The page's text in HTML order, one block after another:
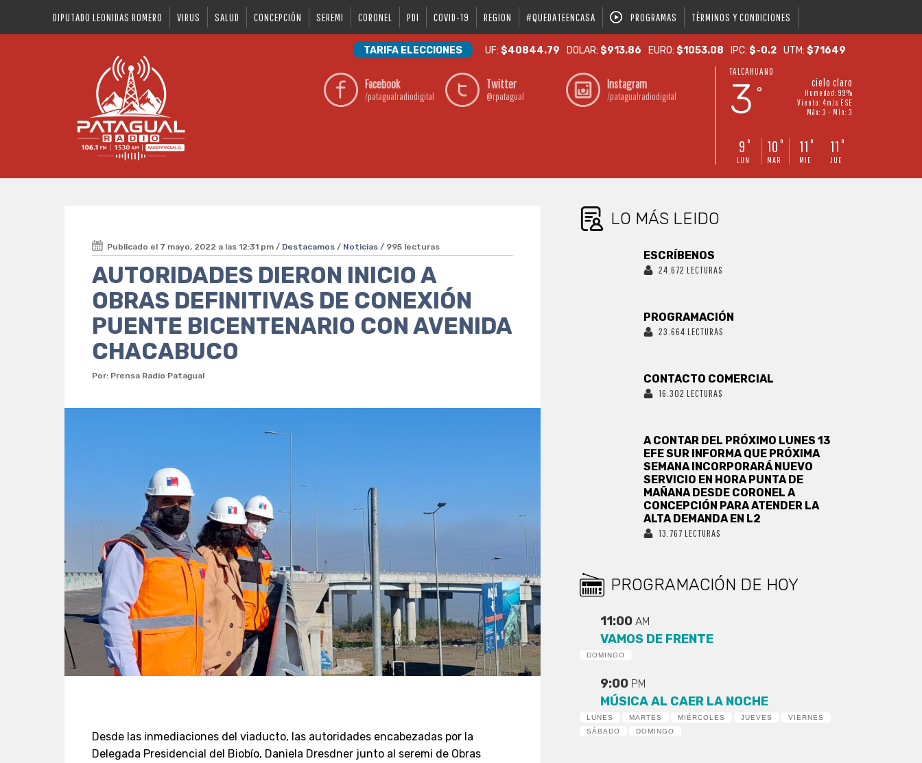
DIPUTADO LEONIDAS ROMERO VIRUS SALUD CONCEPCIÓN SEREMI CORONEL PDI COVID-19 REGION #QUEDATEENCASA PROGRAMAS TÉRMINOS Y CONDICIONES
TARIFA ELECCIONES UF:$40844.79 DOLAR:$913.86 EURO:$1053.08 IPC:$-0.2 UTM:$71649
Facebook
/patagualradiodigital
Twitter
@rpatagual
Instagram
/patagualradiodigital
TALCAHUANO
3 °
cielo claro
Humedad: 99%
Viento: 4m/s ESE
Máx: 3 • Mín: 3
9 °
LUN
10 °
MAR
11 °
MIE
11 °
JUE
Publicado el 7 mayo, 2022 a las 12:31 pm / Destacamos / Noticias / 995 lecturas
AUTORIDADES DIERON INICIO A
OBRAS DEFINITIVAS DE CONEXIÓN
PUENTE BICENTENARIO CON AVENIDA
CHACABUCO
Por: Prensa Radio Patagual
Desde las inmediaciones del viaducto, las autoridades encabezadas por la
Delegada Presidencial del Biobío, Daniela Dresdner junto al seremi de Obras
LO MÁS LEIDO
ESCRÍBENOS
24.672 LECTURAS
PROGRAMACIÓN
23.664 LECTURAS
CONTACTO COMERCIAL
16.302 LECTURAS
A CONTAR DEL PRÓXIMO LUNES 13
EFE SUR INFORMA QUE PRÓXIMA
SEMANA INCORPORARÁ NUEVO
SERVICIO EN HORA PUNTA DE
MAÑANA DESDE CORONEL A
CONCEPCIÓN PARA ATENDER LA
ALTA DEMANDA EN L2
13.767 LECTURAS
PROGRAMACIÓN DE HOY
11:00AM
VAMOS DE FRENTE
DOMINGO
9:00 PM
MÚSICA AL CAER LA NOCHE
LUNES MARTES MIÉRCOLES JUEVES
VIERNES
SÁBADO
DOMINGO